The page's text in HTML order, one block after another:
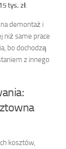
tys. zł
demontaż i
niż same prace
bo dochodzą
z innego
kosztów,